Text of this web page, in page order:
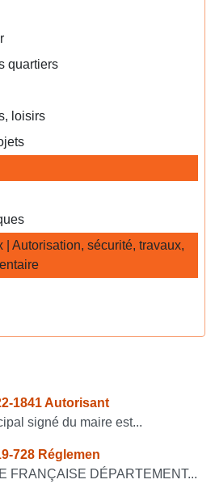
quartiers
loisirs
| Autorisation, sécurité, travaux,
1841 Autorisant
signé du maire est...
728 Réglemen
FRANÇAISE DÉPARTEMENT...